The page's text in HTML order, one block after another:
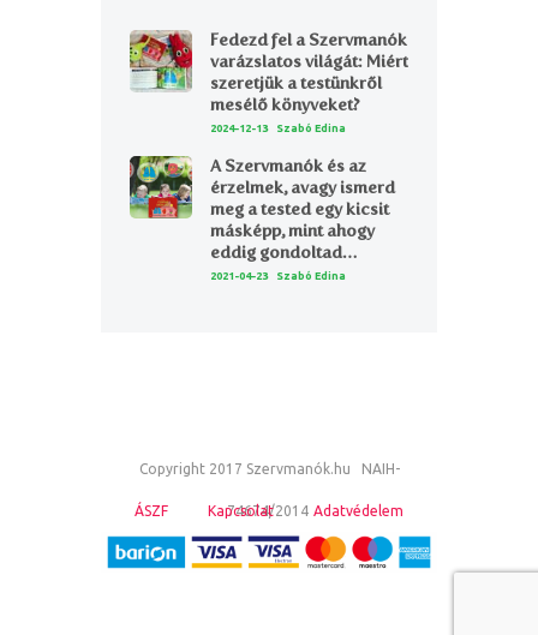
Fedezd fel a Szervmanók
varázslatos világát: Miért
szeretjük a testünkről
mesélő könyveket?
2024-12-13 Szabó Edina
A Szervmanók és az
érzelmek, avagy ismerd
meg a tested egy kicsit
másképp, mint ahogy
eddig gondoltad…
2021-04-23 Szabó Edina
Copyright 2017 Szervmanók.hu NAIH-
74674/2014
ÁSZF Kapcsolat Adatvédelem